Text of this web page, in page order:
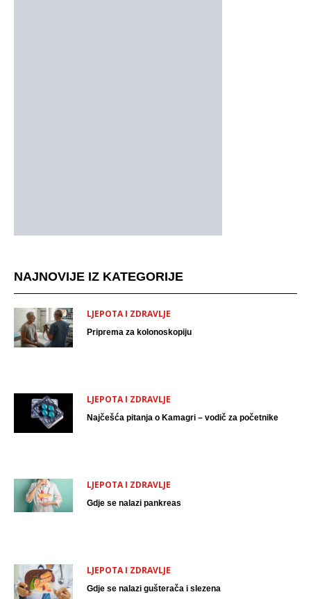
NAJNOVIJE IZ KATEGORIJE
LJEPOTA I ZDRAVLJE
Priprema za kolonoskopiju
LJEPOTA I ZDRAVLJE
Najčešća pitanja o Kamagri – vodič za početnike
LJEPOTA I ZDRAVLJE
Gdje se nalazi pankreas
LJEPOTA I ZDRAVLJE
Gdje se nalazi gušterača i slezena